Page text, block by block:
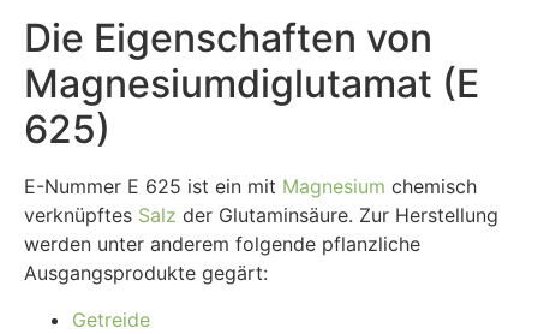
Die Eigenschaften von
Magnesiumdiglutamat (E
625)
E-Nummer E 625 ist ein mit Magnesium chemisch
verknüpftes Salz der Glutaminsäure. Zur Herstellung
werden unter anderem folgende pflanzliche
Ausgangsprodukte gegärt:
Getreide